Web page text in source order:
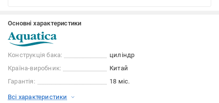
Основні характеристики
Конструкція бака:
циліндр
Країна-виробник:
Китай
Гарантія:
18 міс.
Всі характеристики